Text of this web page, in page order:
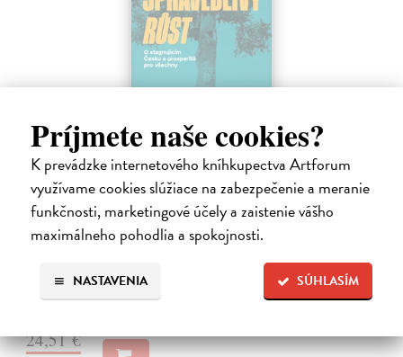
Príjmete naše cookies?
K prevádzke internetového kníhkupectva Artforum
využívame cookies slúžiace na zabezpečenie a meranie
funkčnosti, marketingové účely a zaistenie vášho
maximálneho pohodlia a spokojnosti.
SÚHLASÍM
NASTAVENIA
Spravedlivý růst
Prokop Daniel| Kniha
Rovné šance, efektivní reformy a prosperita širší společnosti jako lék
na politickou strnulost Česko si udržuje spoustu drahých
nespravedlností. Chudé děti mají malou šanci získat kvalitní vzdělání.
Na sklade
24,51 €